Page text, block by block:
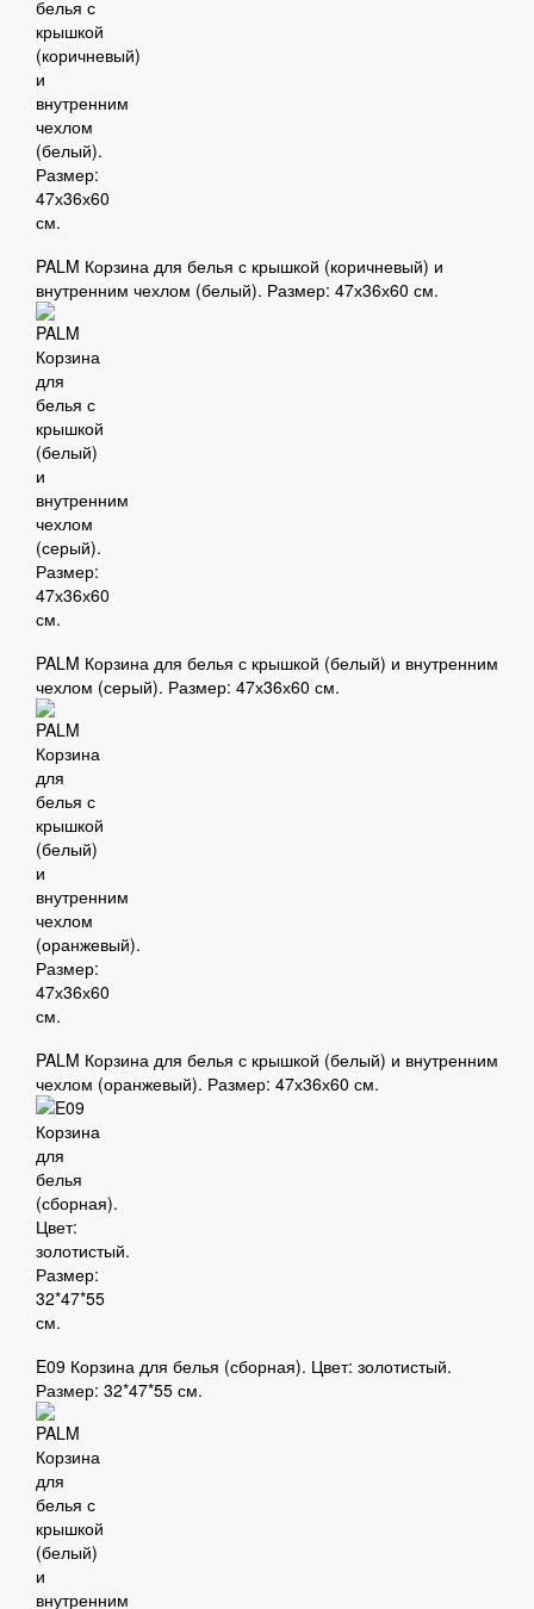
PALM Корзина для белья с крышкой (коричневый) и
внутренним чехлом (белый). Размер: 47х36х60 см.
PALM Корзина для белья с крышкой (белый) и внутренним
чехлом (серый). Размер: 47х36х60 см.
PALM Корзина для белья с крышкой (белый) и внутренним
чехлом (оранжевый). Размер: 47х36х60 см.
E09 Корзина для белья (сборная). Цвет: золотистый.
Размер: 32*47*55 см.